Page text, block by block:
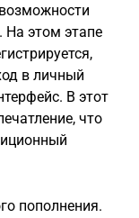
На этом этапе
в личный
В этот
что
пополнения.